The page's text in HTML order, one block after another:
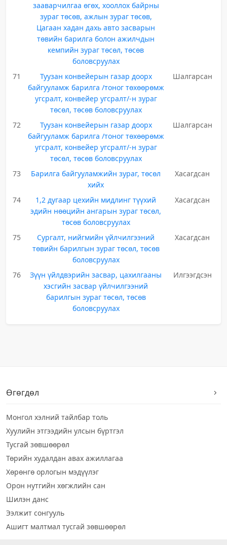
зааварчилгаа өгөх, хооллох байрны
зураг төсөв, ажлын зураг төсөв,
Цагаан хадан дахь авто засварын
төвийн барилга болон ажилчдын
кемпийн зураг төсөл, төсөв
боловсруулах
71
Туузан конвейерын газар доорх
байгууламж барилга /тоног төхөөрөмж
угсралт, конвейер угсралт/-н зураг
төсөл, төсөв боловсруулах
Шалгарсан
72
Туузан конвейерын газар доорх
байгууламж барилга /тоног төхөөрөмж
угсралт, конвейер угсралт/-н зураг
төсөл, төсөв боловсруулах
Шалгарсан
73
Барилга байгууламжийн зураг, төсөл
хийх
Хасагдсан
74
1,2 дугаар цехийн мидлинг түүхий
эдийн нөөцийн ангарын зураг төсөл,
төсөв боловсруулах
Хасагдсан
75
Сургалт, нийгмийн үйлчилгээний
төвийн барилгын зураг төсөл, төсөв
боловсруулах
Хасагдсан
76
Зүүн үйлдвэрийн засвар, цахилгааны
хэсгийн засвар үйлчилгээний
барилгын зураг төсөл, төсөв
боловсруулах
Илгээгдсэн
Өгөгдөл
Монгол хэлний тайлбар толь
Хуулийн этгээдийн улсын бүртгэл
Тусгай зөвшөөрөл
Төрийн худалдан авах ажиллагаа
Хөрөнгө орлогын мэдүүлэг
Орон нутгийн хөгжлийн сан
Шилэн данс
Ээлжит сонгууль
Ашигт малтмал тусгай зөвшөөрөл